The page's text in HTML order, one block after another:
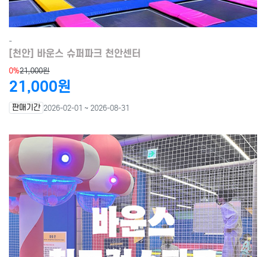
-
[천안] 바운스 슈퍼파크 천안센터
0%21,000원
21,000원
판매기간 2026-02-01 ~ 2026-08-31